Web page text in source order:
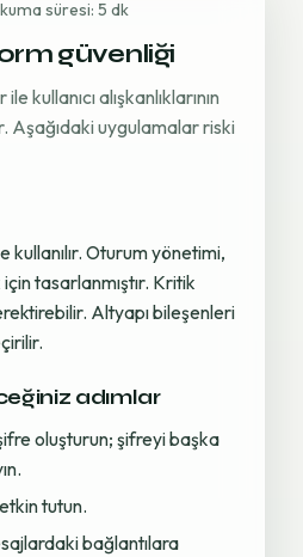
süresi: 5 dk
güvenliği
kullanıcı alışkanlıklarının
Aşağıdaki uygulamalar riski
kullanılır. Oturum yönetimi,
tasarlanmıştır. Kritik
Altyapı bileşenleri
adımlar
oluşturun; şifreyi başka
tutun.
bağlantılara